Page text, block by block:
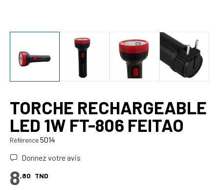
TORCHE RECHARGEABLE
LED 1W FT-806 FEITAO
Référence5014
Donnez votre avis
8,80 TND